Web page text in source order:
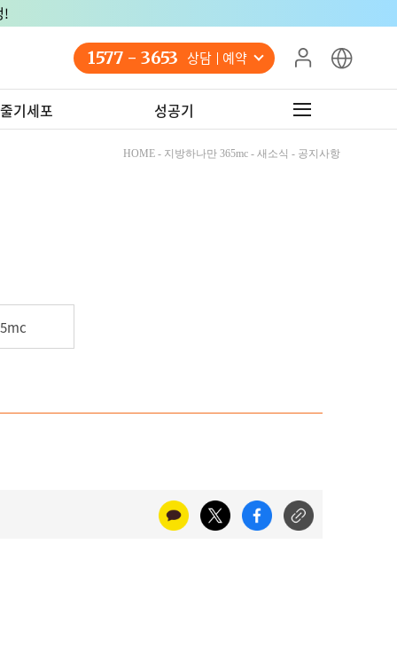
!
1577 - 3653 상담 예약
기세포 성공기
HOME - 지방하나만 365mc - 새소식 - 공지사항